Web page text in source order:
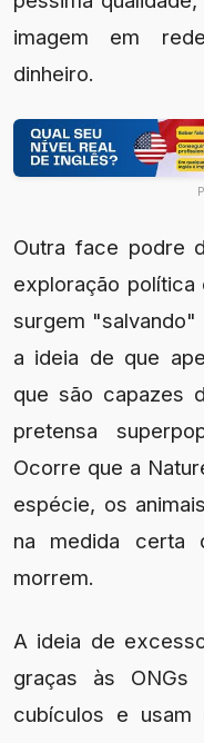
imagem em
dinheiro.
Outra face podre
exploração política
surgem "salvando"
a ideia de que
que são capazes
pretensa
Ocorre que a
espécie, os
na medida certa
morrem.
A ideia de
graças às ONGs
cubículos e usam